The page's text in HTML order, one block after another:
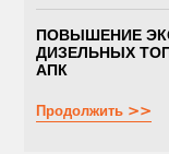
ПОВЫШЕНИЕ
ДИЗЕЛЬНЫХ
АПК
Продолжить >>